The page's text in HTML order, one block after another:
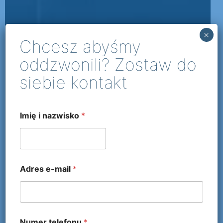
Chcesz abyśmy
oddzwonili? Zostaw do
siebie kontakt
Imię i nazwisko *
Adres e-mail *
×